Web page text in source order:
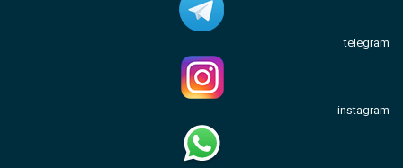
telegram
instagram